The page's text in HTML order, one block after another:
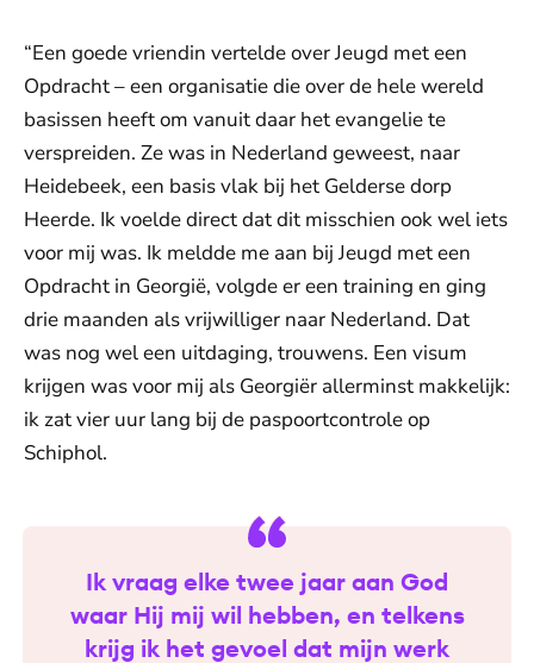
“Een goede vriendin vertelde over Jeugd met een
Opdracht – een organisatie die over de hele wereld
basissen heeft om vanuit daar het evangelie te
verspreiden. Ze was in Nederland geweest, naar
Heidebeek, een basis vlak bij het Gelderse dorp
Heerde. Ik voelde direct dat dit misschien ook wel iets
voor mij was. Ik meldde me aan bij Jeugd met een
Opdracht in Georgië, volgde er een training en ging
drie maanden als vrijwilliger naar Nederland. Dat
was nog wel een uitdaging, trouwens. Een visum
krijgen was voor mij als Georgiër allerminst makkelijk:
ik zat vier uur lang bij de paspoortcontrole op
Schiphol.
Ik vraag elke twee jaar aan God
waar Hij mij wil hebben, en telkens
krijg ik het gevoel dat mijn werk